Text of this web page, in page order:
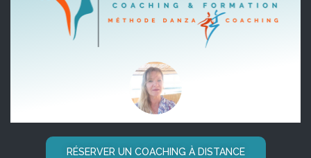
RÉSERVER UN COACHING À DISTANCE